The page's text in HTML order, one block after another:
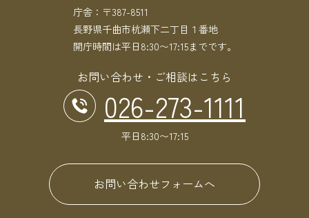
庁舎：〒387-8511
長野県千曲市杭瀬下二丁目１番地
開庁時間は平日8:30〜17:15までです。
お問い合わせ・ご相談はこちら
026-273-1111
平日8:30〜17:15
お問い合わせフォームへ